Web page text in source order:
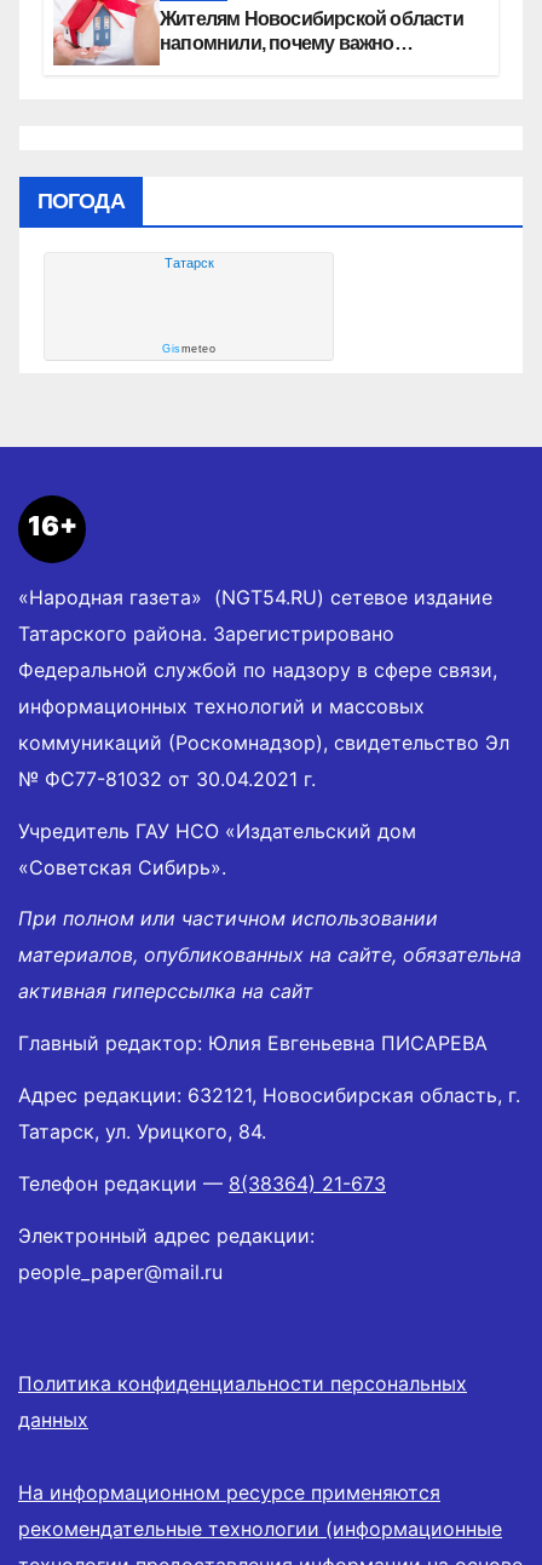
Жителям Новосибирской области
напомнили, почему важно
ПОГОДА
Татарск
Gismeteo
16+
«Народная газета» (NGT54.RU) сетевое издание
Татарского района. Зарегистрировано
Федеральной службой по надзору в сфере связи,
информационных технологий и массовых
коммуникаций (Роскомнадзор), свидетельство Эл
№ ФС77-81032 от 30.04.2021 г.
Учредитель ГАУ НСО «Издательский дом
«Советская Сибирь».
При полном или частичном использовании
материалов, опубликованных на сайте, обязательна
активная гиперссылка на сайт
Главный редактор: Юлия Евгеньевна ПИСАРЕВА
Адрес редакции: 632121, Новосибирская область, г.
Татарск, ул. Урицкого, 84.
Телефон редакции — 8(38364) 21-673
Электронный адрес редакции:
people_paper@mail.ru
Политика конфиденциальности персональных
данных
На информационном ресурсе применяются
рекомендательные технологии (информационные